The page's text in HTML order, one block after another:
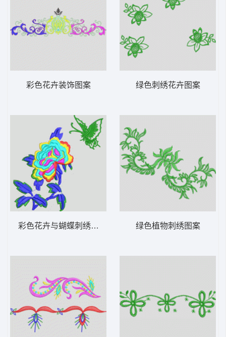
彩色花卉装饰图案
彩色花卉与蝴蝶刺绣设计
绿色刺绣花卉图案
绿色植物刺绣图案